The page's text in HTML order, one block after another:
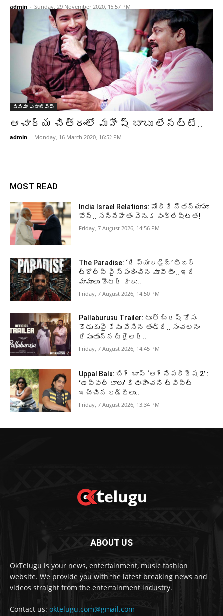
admin - Sunday, 29 November 2020, 16:57 PM
సినిమా ఎనాలిసిస్
ఆచార్య చిత్రంలో మహేష్ బాబు లేనట్టే..
admin - Monday, 16 March 2020, 16:52 PM
MOST READ
India Israel Relations: మోదీకి నెతన్యాహూ
ఫోన్‌.. సన్నిహితం వెనుక సంక్లిష్టత!
Friday, 7 August 2026, 14:56 PM
The Paradise: ‘ది ప్యారడైజ్’ టీజర్
ట్రోల్స్ పై స్పందించిన మూవీ టీం.. ఇది
మామూలు కౌంటర్ కాదు..
Friday, 7 August 2026, 14:50 PM
Pallaburusu Trailer: టూత్ బ్రష్ కోసం
కొడుకుపై కేసు వేసిన తండ్రి.. సంచలనం
రేపుతున్న ట్రైలర్..
Friday, 7 August 2026, 14:45 PM
Uppal Balu: బిగ్ బాస్ ‘అగ్నిపరీక్ష 2’ :
‘ఉప్పల్ బాలు’ కి ఊహించని ట్విస్ట్
ఇచ్చిన జడ్జీలు..
Friday, 7 August 2026, 13:34 PM
ABOUT US
OkTelugu is your news, entertainment, music fashion
website. We provide you with the latest breaking news and
videos straight from the entertainment industry.
Contact us: oktelugu.com@gmail.com